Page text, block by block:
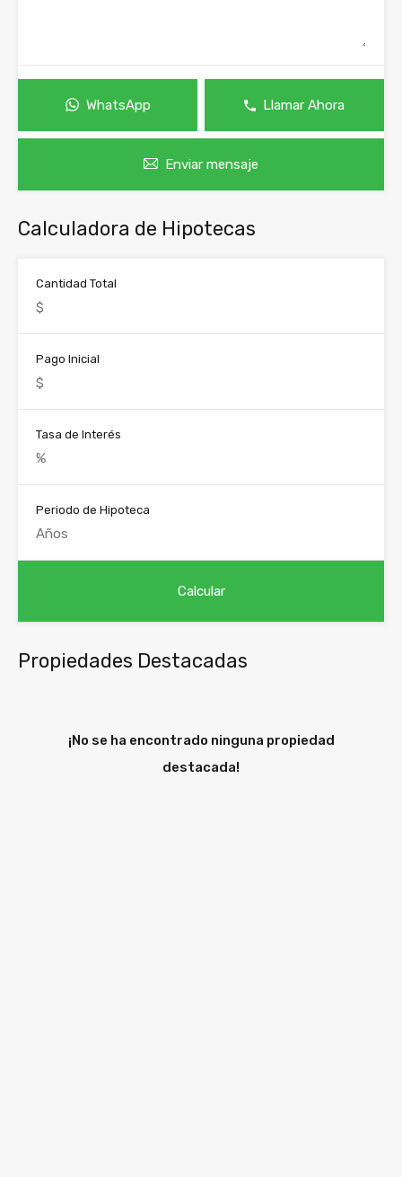
WhatsApp Llamar Ahora
Enviar mensaje
Calculadora de Hipotecas
Cantidad Total
Pago Inicial
Tasa de Interés
Periodo de Hipoteca
Propiedades Destacadas
¡No se ha encontrado ninguna propiedad
destacada!